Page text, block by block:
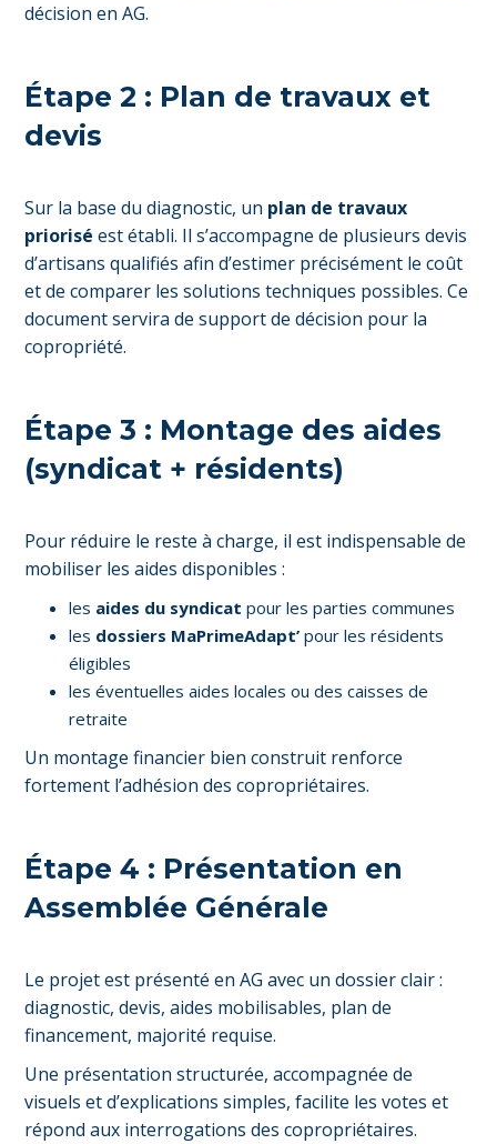
décision en AG.
Étape 2 : Plan de travaux et
devis
Sur la base du diagnostic, un plan de travaux
priorisé est établi. Il s’accompagne de plusieurs devis
d’artisans qualifiés afin d’estimer précisément le coût
et de comparer les solutions techniques possibles. Ce
document servira de support de décision pour la
copropriété.
Étape 3 : Montage des aides
(syndicat + résidents)
Pour réduire le reste à charge, il est indispensable de
mobiliser les aides disponibles :
les aides du syndicat pour les parties communes
les dossiers MaPrimeAdapt’ pour les résidents
éligibles
les éventuelles aides locales ou des caisses de
retraite
Un montage financier bien construit renforce
fortement l’adhésion des copropriétaires.
Étape 4 : Présentation en
Assemblée Générale
Le projet est présenté en AG avec un dossier clair :
diagnostic, devis, aides mobilisables, plan de
financement, majorité requise.
Une présentation structurée, accompagnée de
visuels et d’explications simples, facilite les votes et
répond aux interrogations des copropriétaires.